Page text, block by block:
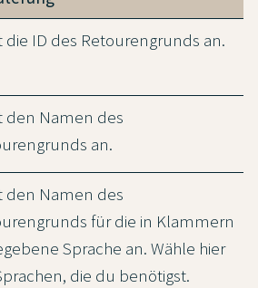
die ID des Retourengrunds an.
den Namen des
an.
den Namen des
für die in Klammern
Sprache an. Wähle hier
die du benötigst.